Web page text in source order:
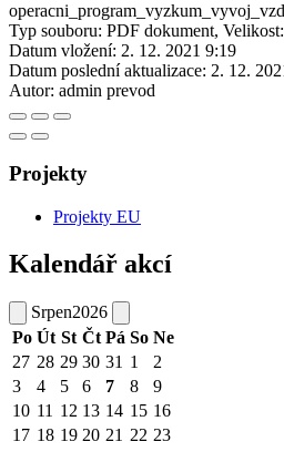
Typ souboru: PDF dokument,
Datum vložení: 2. 12. 2021 9:19
Datum poslední aktualizace: 2. 12.
Autor: admin prevod
Projekty
Projekty EU
Kalendář akcí
Srpen2026
Po Út St Čt Pá So Ne
27 28 29 30 31 1
2
3
4 5 6 7 8
9
10 11 12 13 14 15 16
17 18 19 20 21 22 23